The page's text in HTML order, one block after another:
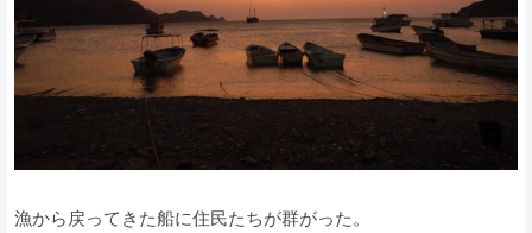
漁から戻ってきた船に住民たちが群がった。